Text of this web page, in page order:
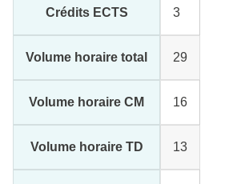
Crédits ECTS 3
Volume horaire total 29
Volume horaire CM 16
Volume horaire TD 13